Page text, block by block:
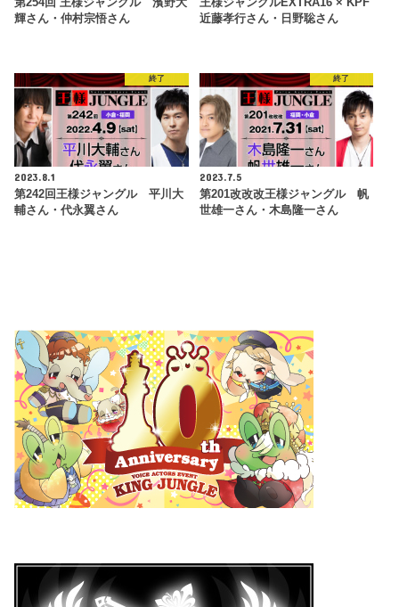
第254回 王様ジャングル 濱野大
輝さん・仲村宗悟さん
王様ジャングルEXTRA16 × KPF
近藤孝行さん・日野聡さん
終了
2023.8.1
第242回王様ジャングル 平川大
輔さん・代永翼さん
終了
2023.7.5
第201改改改王様ジャングル 帆
世雄一さん・木島隆一さん